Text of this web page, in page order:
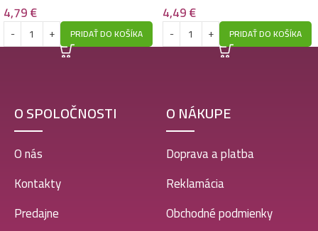
Kallos kjmn farba 100ml- 8.31 – Popolavý svetlo
zlatý blond
€
Kallos kjmn farba 100ml- 0.44 – Medená
3,99
Kallos kjmn farba 100ml- 7.32 – Škorica
3,99
4,79€
PRIDAŤ DO KOŠÍKA
4,49€
PRIDAŤ DO KOŠÍKA
O SPOLOČNOSTI
O nás
Kontakty
Predajne
O NÁKUPE
Doprava a platba
Reklamácia
Obchodné podmienky